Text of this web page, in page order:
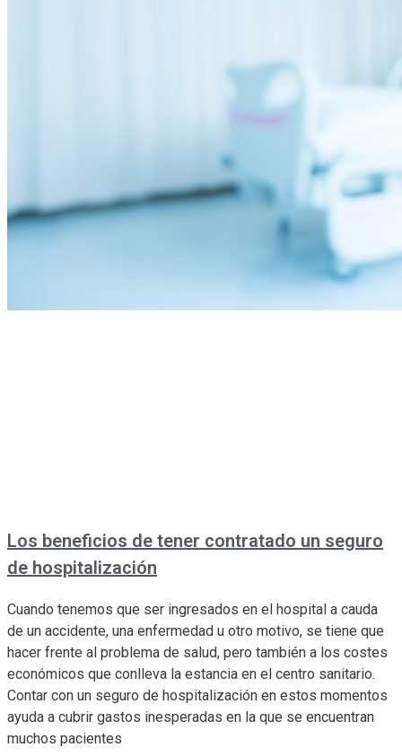
Los beneficios de tener contratado un seguro
de hospitalización
Cuando tenemos que ser ingresados en el hospital a cauda
de un accidente, una enfermedad u otro motivo, se tiene que
hacer frente al problema de salud, pero también a los costes
económicos que conlleva la estancia en el centro sanitario.
Contar con un seguro de hospitalización en estos momentos
ayuda a cubrir gastos inesperadas en la que se encuentran
muchos pacientes